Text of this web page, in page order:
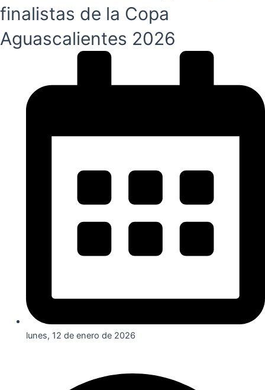
finalistas de la Copa
Aguascalientes 2026
lunes, 12 de enero de 2026